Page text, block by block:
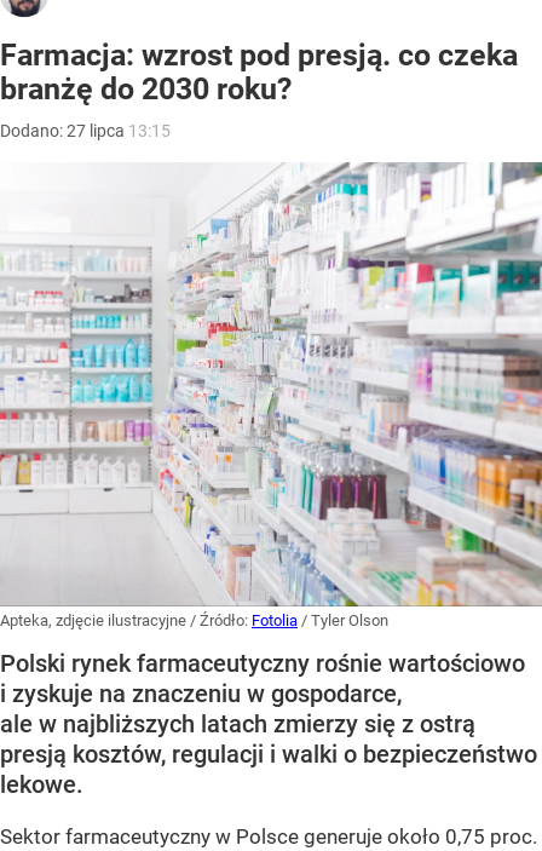
Farmacja: wzrost pod presją. co czeka
branżę do 2030 roku?
Dodano:27 lipca 13:15
Apteka, zdjęcie ilustracyjne / Źródło: Fotolia / Tyler Olson
Polski rynek farmaceutyczny rośnie wartościowo
i zyskuje na znaczeniu w gospodarce,
ale w najbliższych latach zmierzy się z ostrą
presją kosztów, regulacji i walki o bezpieczeństwo
lekowe.
Sektor farmaceutyczny w Polsce generuje około 0,75 proc.